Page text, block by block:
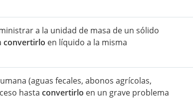
a la unidad de masa de un sólido
convertirlo en líquido a la misma
(aguas fecales, abonos agrícolas,
hasta convertirlo en un grave problema